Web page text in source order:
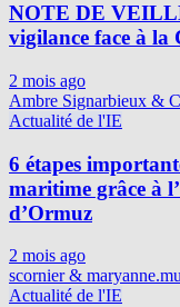
NOTE DE
vigilance face à la
2 mois ago
Ambre Signarbieux &
Actualité de l'IE
6 étapes
maritime grâce à
d’Ormuz
2 mois ago
scornier &
Actualité de l'IE